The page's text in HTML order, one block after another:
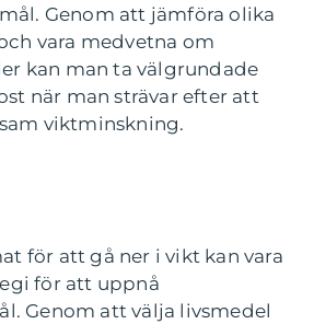
Genom att jämföra olika
vara medvetna om
kan man ta välgrundade
när man strävar efter att
viktminskning.
för att gå ner i vikt kan vara
för att uppnå
Genom att välja livsmedel